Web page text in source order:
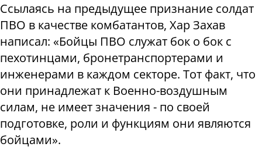
Ссылаясь на предыдущее признание солдат
ПВО в качестве комбатантов, Хар Захав
написал: «Бойцы ПВО служат бок о бок с
пехотинцами, бронетранспортерами и
инженерами в каждом секторе. Тот факт, что
они принадлежат к Военно-воздушным
силам, не имеет значения - по своей
подготовке, роли и функциям они являются
бойцами».